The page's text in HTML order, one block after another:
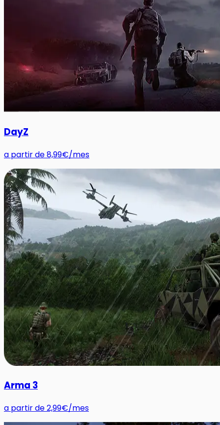
DayZ
a partir de8,99€/mes
Arma 3
a partir de2,99€/mes